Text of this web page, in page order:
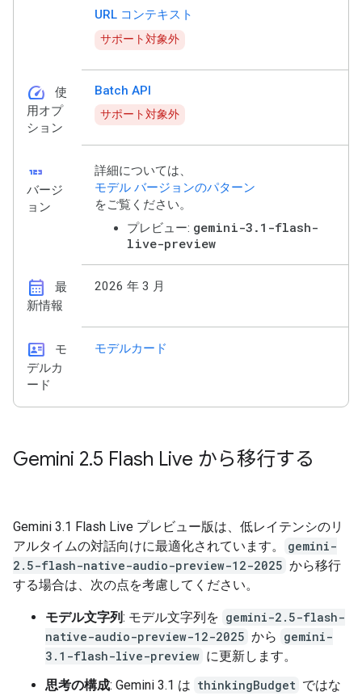
URL コンテキスト
サポート対象外
speed
使
用オプ
ション
Batch API
サポート対象外
123
バージ
ョン
詳細については、
モデル バージョンのパターン
をご覧ください。
プレビュー: gemini-3.1-flash-
live-preview
calendar_month
最
新情報
2026 年 3 月
id_card
モ
デルカ
ード
モデルカード
Gemini 2.5 Flash Live から移行する
Gemini 3.1 Flash Live プレビュー版は、低レイテンシのリ
アルタイムの対話向けに最適化されています。
gemini-
2.5-flash-native-audio-preview-12-2025 から移行
する場合は、次の点を考慮してください。
モデル文字列: モデル文字列を gemini-2.5-flash-
native-audio-preview-12-2025 から gemini-
3.1-flash-live-preview に更新します。
思考の構成: Gemini 3.1 は thinkingBudget ではな